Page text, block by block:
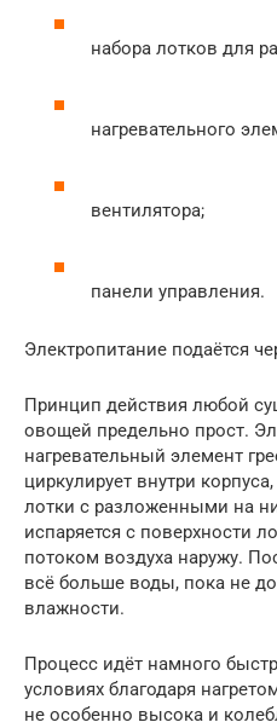
набора лотков для
нагревательного
вентилятора;
панели управления.
Электропитание подаётся
Принцип действия любой
овощей предельно прост.
нагревательный элемент
циркулирует внутри
лотки с разложенными на
испаряется с поверхности
потоком воздуха наружу.
всё больше воды, пока не
влажности.
Процесс идёт намного
условиях благодаря
не особенно высока и